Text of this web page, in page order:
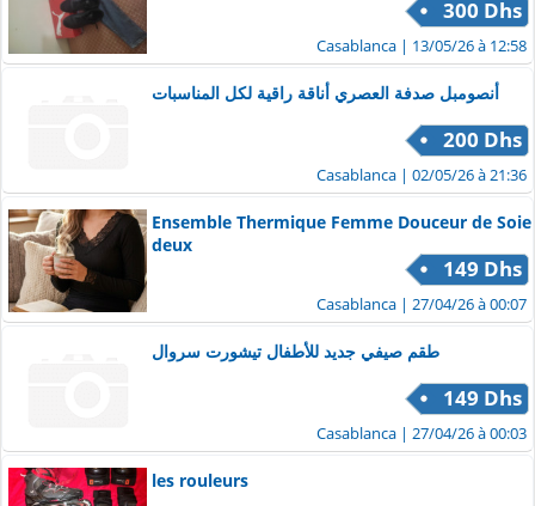
300 Dhs
Casablanca | 13/05/26 à 12:58
أنصومبل صدفة العصري أناقة راقية لكل المناسبات
200 Dhs
Casablanca | 02/05/26 à 21:36
Ensemble Thermique Femme Douceur de Soie
deux
149 Dhs
Casablanca | 27/04/26 à 00:07
طقم صيفي جديد للأطفال تيشورت سروال
149 Dhs
Casablanca | 27/04/26 à 00:03
les rouleurs